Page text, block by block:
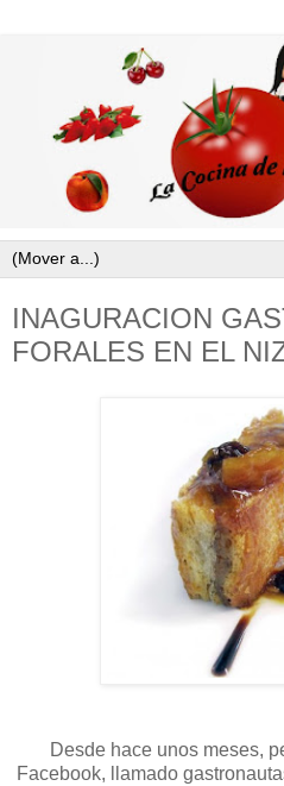
INAGURACION
FORALES EN EL
Desde hace unos meses,
Facebook, llamado